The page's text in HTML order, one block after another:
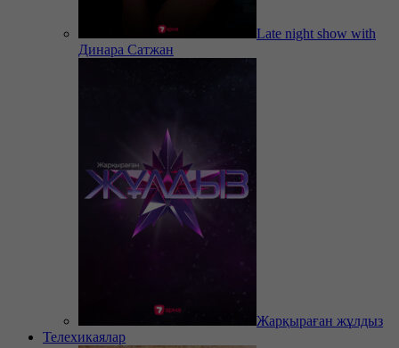
Late night show with
Динара Сатжан
Жарқыраған жұлдыз
Телехикаялар